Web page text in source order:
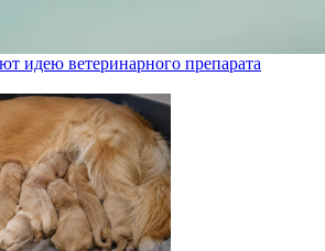
идею ветеринарного препарата